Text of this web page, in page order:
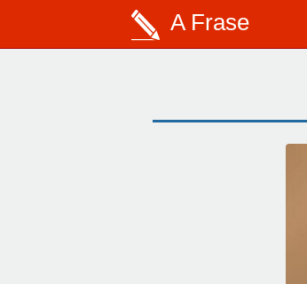
A Frase